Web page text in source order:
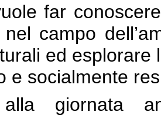
far
nel campo
ed
e socialmente
alla giornata